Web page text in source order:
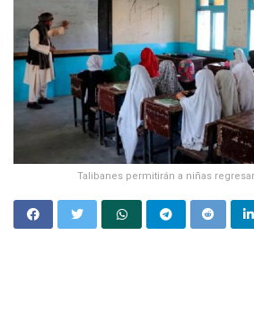
Talibanes permitirán a niñas